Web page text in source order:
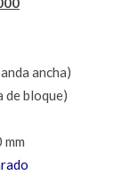
ancha)
de bloque)
mm